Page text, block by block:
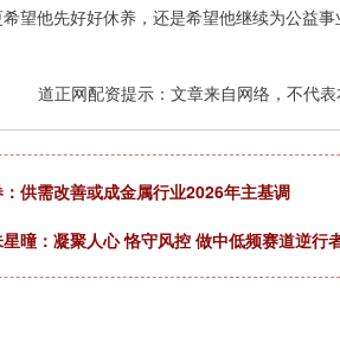
望他先好好休养，还是希望他继续为公益
道正网配资提示：文章来自网络，不代表
供需改善或成金属行业2026年主基调
曈：凝聚人心 恪守风控 做中低频赛道逆行